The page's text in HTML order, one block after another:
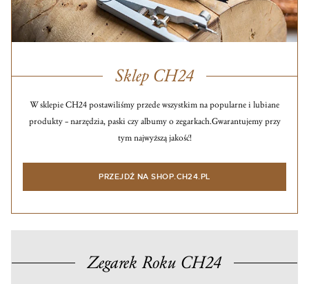
Sklep CH24
W sklepie CH24 postawiliśmy przede wszystkim na popularne i lubiane
produkty – narzędzia, paski czy albumy o zegarkach.Gwarantujemy przy
tym najwyższą jakość!
PRZEJDŹ NA SHOP.CH24.PL
Zegarek Roku CH24